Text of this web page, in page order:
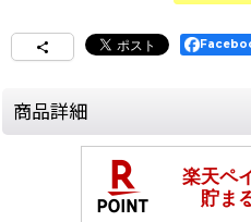
商品詳細